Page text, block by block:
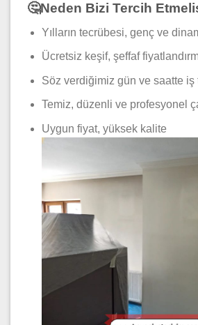
🤔Neden Bizi Tercih
Yılların tecrübesi, genç ve
Ücretsiz keşif, şeffaf
Söz verdiğimiz gün ve saatte iş
Temiz, düzenli ve profesyonel
Uygun fiyat, yüksek kalite